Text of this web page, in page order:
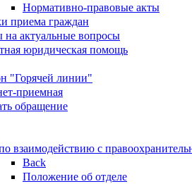
Нормативно-правовые акты
приема граждан
на актуальные вопросы
юридическая помощь
"Горячей линии"
приемная
обращение
взаимодействию с
Back
Положение об отделе